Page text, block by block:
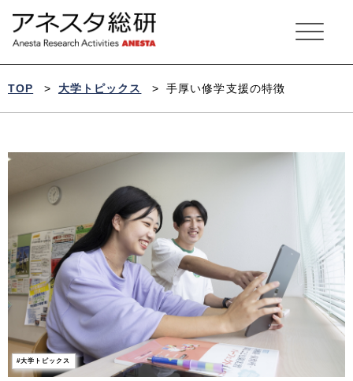
ネ
ス
TOP > 大学トピックス > 手厚い修学支援の特徴
大学トピックス